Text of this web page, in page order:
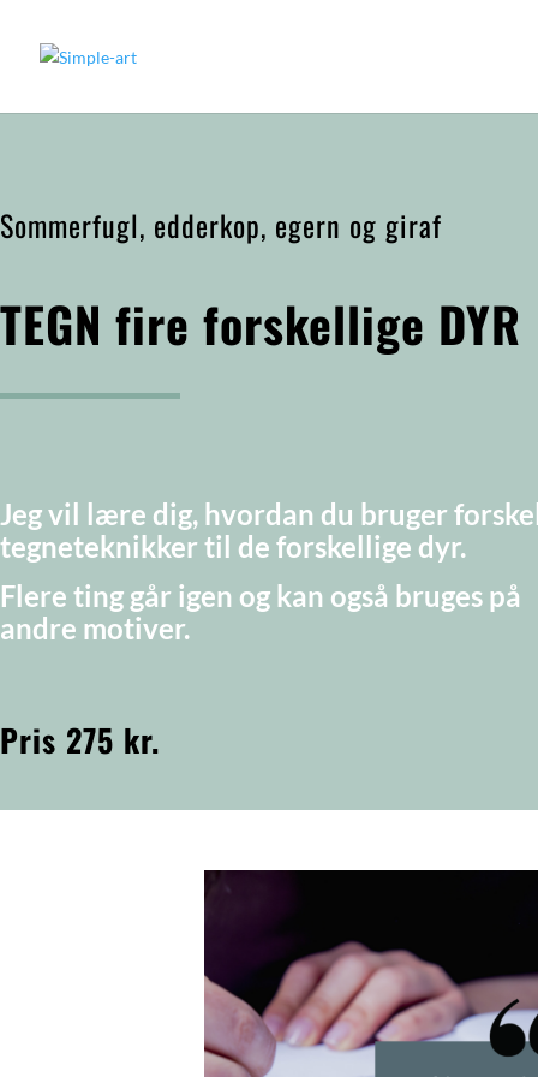
Sommerfugl, edderkop, egern og giraf
TEGN fire forskellige DYR
Jeg vil lære dig, hvordan du bruger
tegneteknikker til de forskellige dyr.
Flere ting går igen og kan også bruges på
andre motiver.
Pris 275 kr.